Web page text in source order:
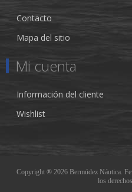
Contacto
Mapa del sitio
Mi cuenta
Información del cliente
Wishlist
Copyright ® 2026 Bermúdez Náutica.
los